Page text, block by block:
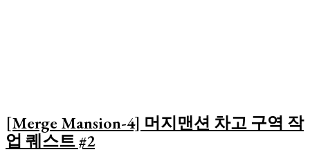
[Merge Mansion-4] 머지맨션 차고 구역 작
업 퀘스트 #2